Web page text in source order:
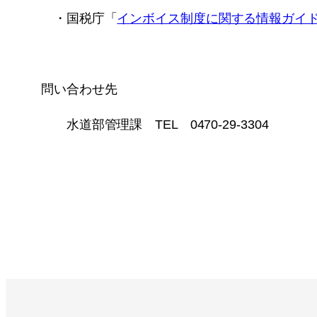
・国税庁「 インボイス制度に関する情報ガイ
問い合わせ先
水道部管理課 TEL 0470-29-3304